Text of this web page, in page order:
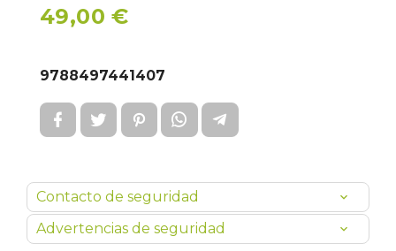
49,00 €
9788497441407
Contacto de seguridad
Advertencias de seguridad